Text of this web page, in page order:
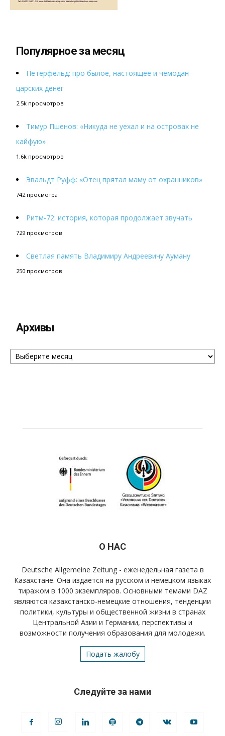
Популярное за месяц
Петерфельд: про былое, настоящее и чемодан
царских денег
2.5k просмотров
Тимур Пшенов: «Никуда не уехал и на островах не
кайфую»
1.6k просмотров
Эвальдт Руфф: «Отец прятал маму от охранников»
742 просмотра
Ритм-72: история, которая продолжает звучать
729 просмотров
Светлая память Владимиру Андреевичу Ауману
250 просмотров
Архивы
Архивы
О НАС
Deutsche Allgemeine Zeitung - еженедельная газета в
Казахстане. Она издается на русском и немецком языках
тиражом в 1000 экземпляров. Основными темами DAZ
являются казахстанско-немецкие отношения, тенденции
политики, культуры и общественной жизни в странах
Центральной Азии и Германии, перспективы и
возможности получения образования для молодежи.
Подать жалобу
Следуйте за нами